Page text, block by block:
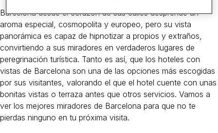
Barcelona desde el corazón de sus calles desprende un
aroma especial, cosmopolita y europeo, pero su vista
panorámica es capaz de hipnotizar a propios y extraños,
convirtiendo a sus miradores en verdaderos lugares de
peregrinación turística. Tanto es así, que los hoteles con
vistas de Barcelona son una de las opciones más escogidas
por sus visitantes, valorando el que el hotel cuente con unas
bonitas vistas o terraza antes que otros servicios. Vamos a
ver los mejores miradores de Barcelona para que no te
pierdas ninguno en tu próxima visita.